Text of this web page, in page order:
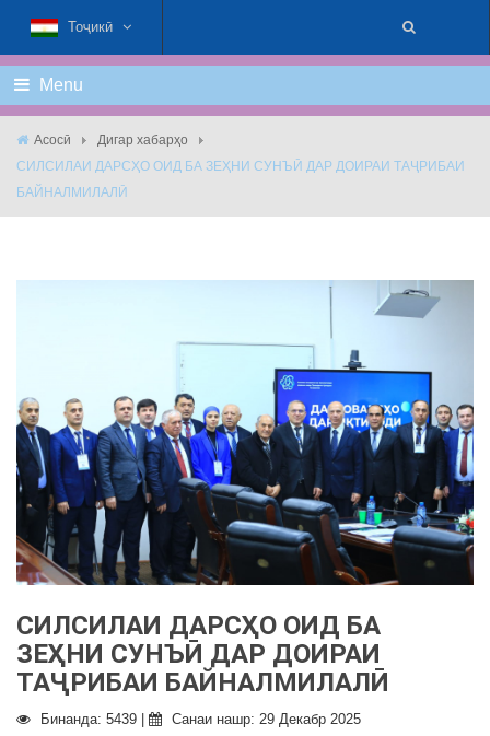
Тоҷикӣ
Menu
Асосӣ
Дигар хабарҳо
СИЛСИЛАИ ДАРСҲО ОИД БА ЗЕҲНИ СУНЪӢ ДАР ДОИРАИ ТАҶРИБАИ
БАЙНАЛМИЛАЛӢ
СИЛСИЛАИ ДАРСҲО ОИД БА
ЗЕҲНИ СУНЪӢ ДАР ДОИРАИ
ТАҶРИБАИ БАЙНАЛМИЛАЛӢ
Бинанда: 5439 | Санаи нашр: 29 Декабр 2025